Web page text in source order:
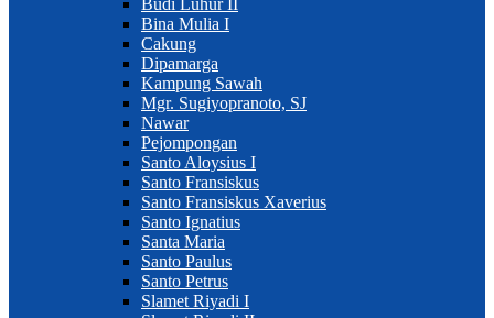
Budi Luhur II
Bina Mulia I
Cakung
Dipamarga
Kampung Sawah
Mgr. Sugiyopranoto, SJ
Nawar
Pejompongan
Santo Aloysius I
Santo Fransiskus
Santo Fransiskus Xaverius
Santo Ignatius
Santa Maria
Santo Paulus
Santo Petrus
Slamet Riyadi I